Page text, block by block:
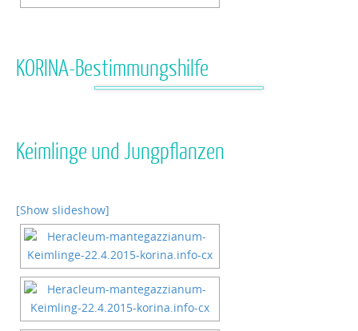
KORINA-Bestimmungshilfe
Keimlinge und Jungpflanzen
[Show slideshow]